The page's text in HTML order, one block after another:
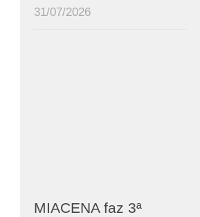
31/07/2026
MIACENA faz 3ª